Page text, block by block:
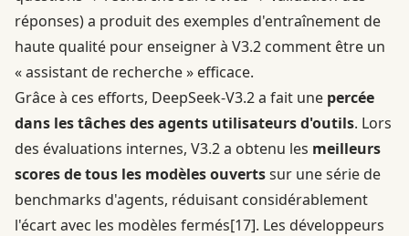
réponses) a produit des exemples d'entraînement de
haute qualité pour enseigner à V3.2 comment être un
« assistant de recherche » efficace.
Grâce à ces efforts, DeepSeek-V3.2 a fait une percée
dans les tâches des agents utilisateurs d'outils. Lors
des évaluations internes, V3.2 a obtenu les meilleurs
scores de tous les modèles ouvertssur une série de
benchmarks d'agents, réduisant considérablement
l'écart avec les modèles fermés[17]. Les développeurs